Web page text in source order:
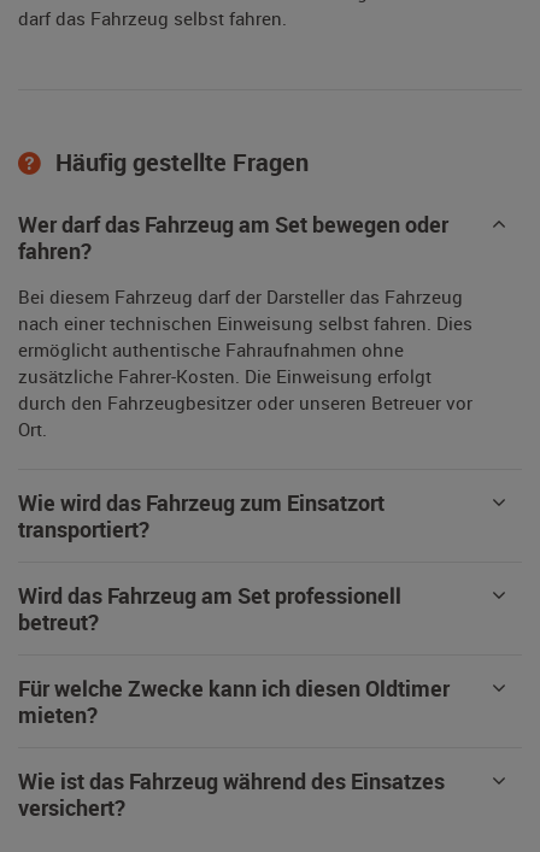
darf das Fahrzeug selbst fahren.
Häufig gestellte Fragen
Wer darf das Fahrzeug am Set bewegen oder
fahren?
Bei diesem Fahrzeug darf der Darsteller das Fahrzeug
nach einer technischen Einweisung selbst fahren. Dies
ermöglicht authentische Fahraufnahmen ohne
zusätzliche Fahrer-Kosten. Die Einweisung erfolgt
durch den Fahrzeugbesitzer oder unseren Betreuer vor
Ort.
Wie wird das Fahrzeug zum Einsatzort
transportiert?
Wird das Fahrzeug am Set professionell
betreut?
Für welche Zwecke kann ich diesen Oldtimer
mieten?
Wie ist das Fahrzeug während des Einsatzes
versichert?